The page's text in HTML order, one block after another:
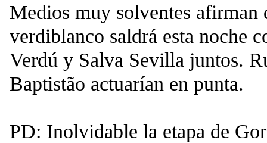
Medios muy solventes afirman
verdiblanco saldrá esta noche
Verdú y Salva Sevilla juntos.
Baptistão actuarían en punta.
PD: Inolvidable la etapa de